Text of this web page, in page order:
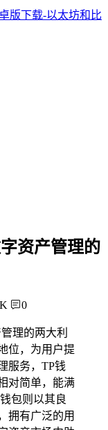
资产管理的
0
理的两大利
位，为用户提
服务，TP钱
对简单，能满
包则以其良
拥有广泛的用